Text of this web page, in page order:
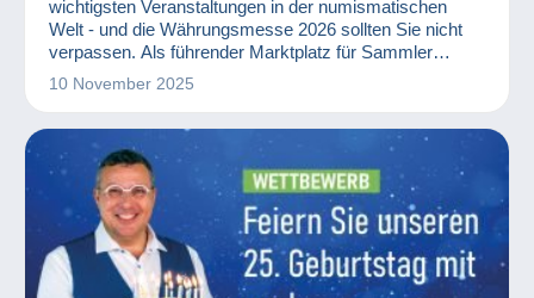
wichtigsten Veranstaltungen in der numismatischen
Welt - und die Währungsmesse 2026 sollten Sie nicht
verpassen. Als führender Marktplatz für Sammler
freuen wir uns, diese herausragende Veranstaltung mit
10 November 2025